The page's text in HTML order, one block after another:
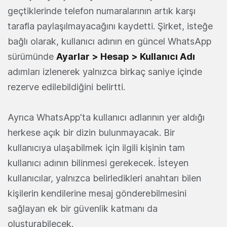
geçtiklerinde telefon numaralarının artık karşı
tarafla paylaşılmayacağını kaydetti. Şirket, isteğe
bağlı olarak, kullanıcı adının en güncel WhatsApp
sürümünde Ayarlar > Hesap > Kullanıcı Adı
adımları izlenerek yalnızca birkaç saniye içinde
rezerve edilebildiğini belirtti.
Ayrıca WhatsApp'ta kullanıcı adlarının yer aldığı
herkese açık bir dizin bulunmayacak. Bir
kullanıcıya ulaşabilmek için ilgili kişinin tam
kullanıcı adının bilinmesi gerekecek. İsteyen
kullanıcılar, yalnızca belirledikleri anahtarı bilen
kişilerin kendilerine mesaj gönderebilmesini
sağlayan ek bir güvenlik katmanı da
oluşturabilecek.